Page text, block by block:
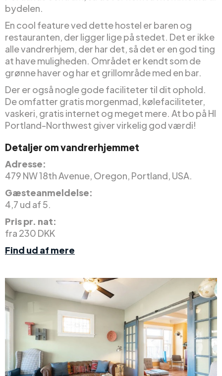
bydelen.
En cool feature ved dette hostel er baren og
restauranten, der ligger lige på stedet. Det er ikke
alle vandrerhjem, der har det, så det er en god ting
at have muligheden. Området er kendt som de
grønne haver og har et grillområde med en bar.
Der er også nogle gode faciliteter til dit ophold.
De omfatter gratis morgenmad, kølefaciliteter,
vaskeri, gratis internet og meget mere. At bo på HI
Portland-Northwest giver virkelig god værdi!
Detaljer om vandrerhjemmet
Adresse:
479 NW 18th Avenue, Oregon, Portland, USA.
Gæsteanmeldelse:
4,7 ud af 5.
Pris pr. nat:
fra 230 DKK
Find ud af mere